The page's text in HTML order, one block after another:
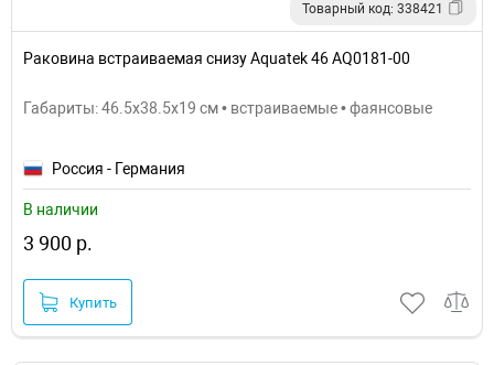
Товарный код: 338421
Раковина встраиваемая снизу Aquatek 46 AQ0181-00
Габариты: 46.5x38.5x19 см • встраиваемые • фаянсовые
Россия - Германия
В наличии
3 900 р.
Купить